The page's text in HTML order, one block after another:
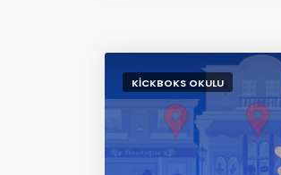
KICKBOKS OKULU